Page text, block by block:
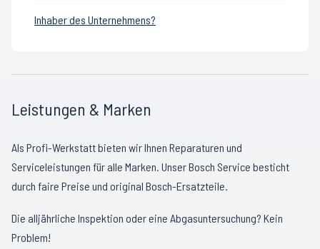
Inhaber des Unternehmens?
Leistungen & Marken
Als Profi-Werkstatt bieten wir Ihnen Reparaturen und
Serviceleistungen für alle Marken. Unser Bosch Service besticht
durch faire Preise und original Bosch-Ersatzteile.
Die alljährliche Inspektion oder eine Abgasuntersuchung? Kein
Problem!